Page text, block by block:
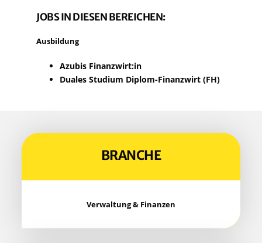
JOBS IN DIE­SEN BEREICHEN:
Aus­bil­dung
Azu­bis Finanzwirt:in
Dua­les Stu­di­um Diplom-Finanz­wirt (FH)
BRAN­CHE
Ver­wal­tung & Finanzen